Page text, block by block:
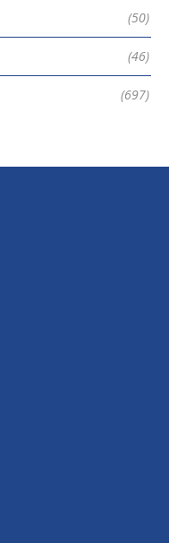
(50)
(46)
(697)